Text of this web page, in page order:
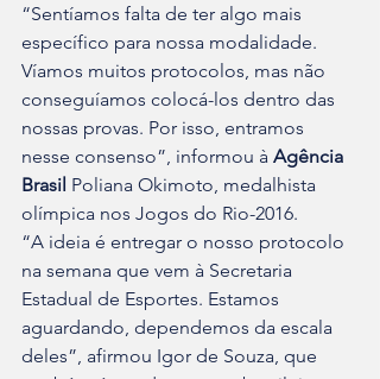
“Sentíamos falta de ter algo mais
específico para nossa modalidade.
Víamos muitos protocolos, mas não
conseguíamos colocá-los dentro das
nossas provas. Por isso, entramos
nesse consenso”, informou à Agência
Brasil Poliana Okimoto, medalhista
olímpica nos Jogos do Rio-2016.
“A ideia é entregar o nosso protocolo
na semana que vem à Secretaria
Estadual de Esportes. Estamos
aguardando, dependemos da escala
deles”, afirmou Igor de Souza, que